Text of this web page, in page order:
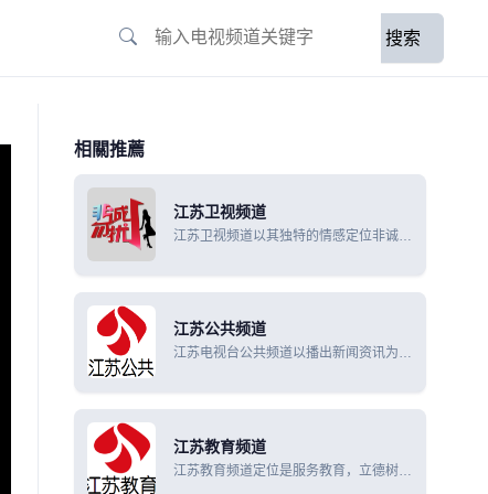
搜索
相關推薦
江苏卫视频道
江苏卫视频道以其独特的情感定位非诚勿
居省级卫视黄金档剧场之首，非诚勿扰收
江苏公共频道
江苏电视台公共频道以播出新闻资讯为
出由江苏省广播电视总台和浙江广播电视
视频道。
江苏教育频道
江苏教育频道定位是服务教育，立德树